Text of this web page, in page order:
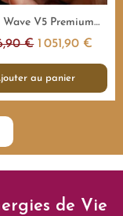
Aperçu rapide Osens Wave V5 Premium 1.000.000Hz - 8H - Emetteur fréquences
€ 1 051,90 €
au panier
de Vie